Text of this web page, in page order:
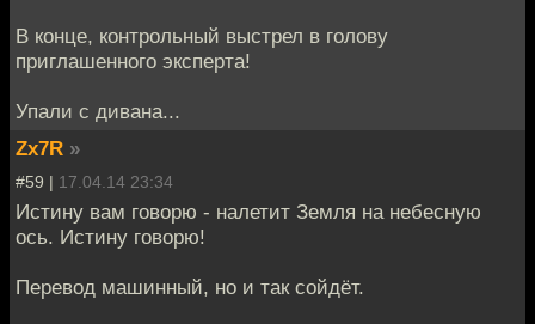
В конце, контрольный выстрел в голову
приглашенного эксперта!
Упали с дивана...
Zx7R »
#59 | 17.04.14 23:34
Истину вам говорю - налетит Земля на небесную
ось. Истину говорю!
Перевод машинный, но и так сойдёт.